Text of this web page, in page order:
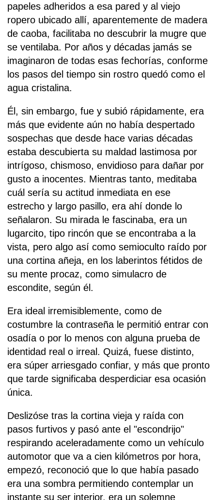
papeles adheridos a esa pared y al viejo
ropero ubicado allí, aparentemente de madera
de caoba, facilitaba no descubrir la mugre que
se ventilaba. Por años y décadas jamás se
imaginaron de todas esas fechorías, conforme
los pasos del tiempo sin rostro quedó como el
agua cristalina.
Él, sin embargo, fue y subió rápidamente, era
más que evidente aún no había despertado
sospechas que desde hace varias décadas
estaba descubierta su maldad lastimosa por
intrígoso, chismoso, envidioso para dañar por
gusto a inocentes. Mientras tanto, meditaba
cuál sería su actitud inmediata en ese
estrecho y largo pasillo, era ahí donde lo
señalaron. Su mirada le fascinaba, era un
lugarcito, tipo rincón que se encontraba a la
vista, pero algo así como semioculto raído por
una cortina añeja, en los laberintos fétidos de
su mente procaz, como simulacro de
escondite, según él.
Era ideal irremisiblemente, como de
costumbre la contraseña le permitió entrar con
osadía o por lo menos con alguna prueba de
identidad real o irreal. Quizá, fuese distinto,
era súper arriesgado confiar, y más que pronto
que tarde significaba desperdiciar esa ocasión
única.
Deslizóse tras la cortina vieja y raída con
pasos furtivos y pasó ante el "escondrijo"
respirando aceleradamente como un vehículo
automotor que va a cien kilómetros por hora,
empezó, reconoció que lo que había pasado
era una sombra permitiendo contemplar un
instante su ser interior, era un solemne